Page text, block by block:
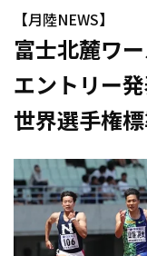
【月陸NEWS】
富士北麓ワ
エントリー
世界選手権